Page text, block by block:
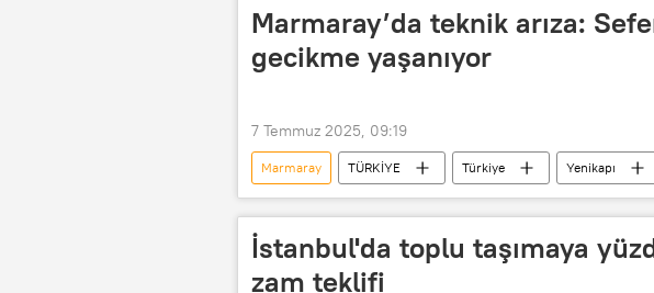
Marmaray’da teknik arıza:
gecikme yaşanıyor
7 Temmuz 2025, 09:19
Marmaray TÜRKİYE Türkiye Yenikapı
İstanbul'da toplu taşımaya
zam teklifi